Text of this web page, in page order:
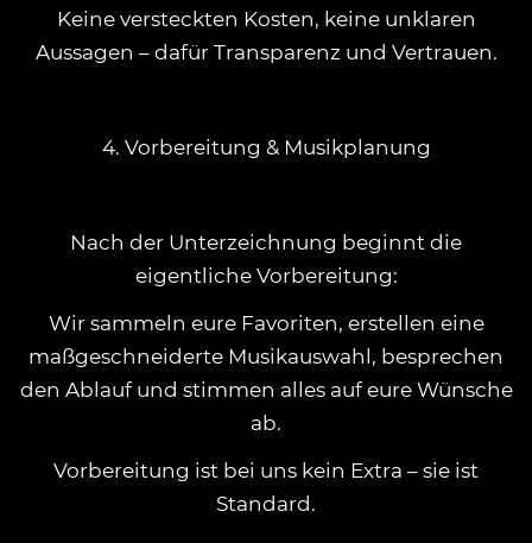
Keine versteckten Kosten, keine unklaren
Aussagen – dafür Transparenz und Vertrauen.
4. Vorbereitung & Musikplanung
Nach der Unterzeichnung beginnt die
eigentliche Vorbereitung:
Wir sammeln eure Favoriten, erstellen eine
maßgeschneiderte Musikauswahl, besprechen
den Ablauf und stimmen alles auf eure Wünsche
ab.
Vorbereitung ist bei uns kein Extra – sie ist
Standard.